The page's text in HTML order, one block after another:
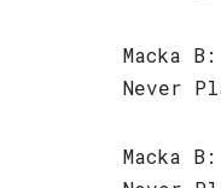
Macka
Never
Macka B: